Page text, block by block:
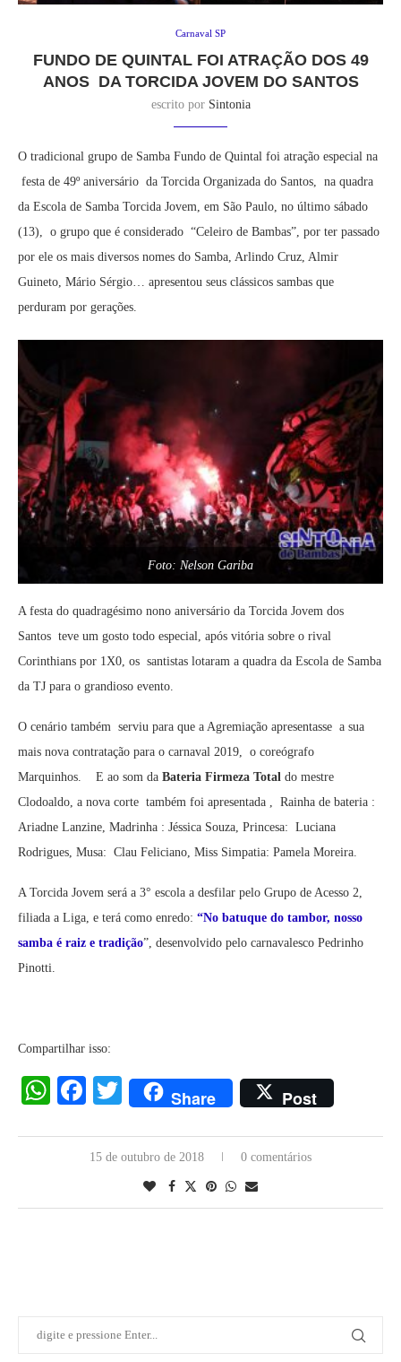
Carnaval SP
FUNDO DE QUINTAL FOI ATRAÇÃO DOS 49
ANOS DA TORCIDA JOVEM DO SANTOS
escrito por Sintonia
O tradicional grupo de Samba Fundo de Quintal foi atração especial na
festa de 49º aniversário da Torcida Organizada do Santos, na quadra
da Escola de Samba Torcida Jovem, em São Paulo, no último sábado
(13), o grupo que é considerado “Celeiro de Bambas”, por ter passado
por ele os mais diversos nomes do Samba, Arlindo Cruz, Almir
Guineto, Mário Sérgio… apresentou seus clássicos sambas que
perduram por gerações.
Foto: Nelson Gariba
A festa do quadragésimo nono aniversário da Torcida Jovem dos
Santos teve um gosto todo especial, após vitória sobre o rival
Corinthians por 1X0, os santistas lotaram a quadra da Escola de Samba
da TJ para o grandioso evento.
O cenário também serviu para que a Agremiação apresentasse a sua
mais nova contratação para o carnaval 2019, o coreógrafo
Marquinhos. E ao som da Bateria Firmeza Total do mestre
Clodoaldo, a nova corte também foi apresentada , Rainha de bateria :
Ariadne Lanzine, Madrinha : Jéssica Souza, Princesa: Luciana
Rodrigues, Musa: Clau Feliciano, Miss Simpatia: Pamela Moreira.
A Torcida Jovem será a 3° escola a desfilar pelo Grupo de Acesso 2,
filiada a Liga, e terá como enredo: “No batuque do tambor, nosso
samba é raiz e tradição”, desenvolvido pelo carnavalesco Pedrinho
Pinotti.
Compartilhar isso:
WhatsApp
Facebook
Twitter
Share Post
15 de outubro de 2018 0 comentários